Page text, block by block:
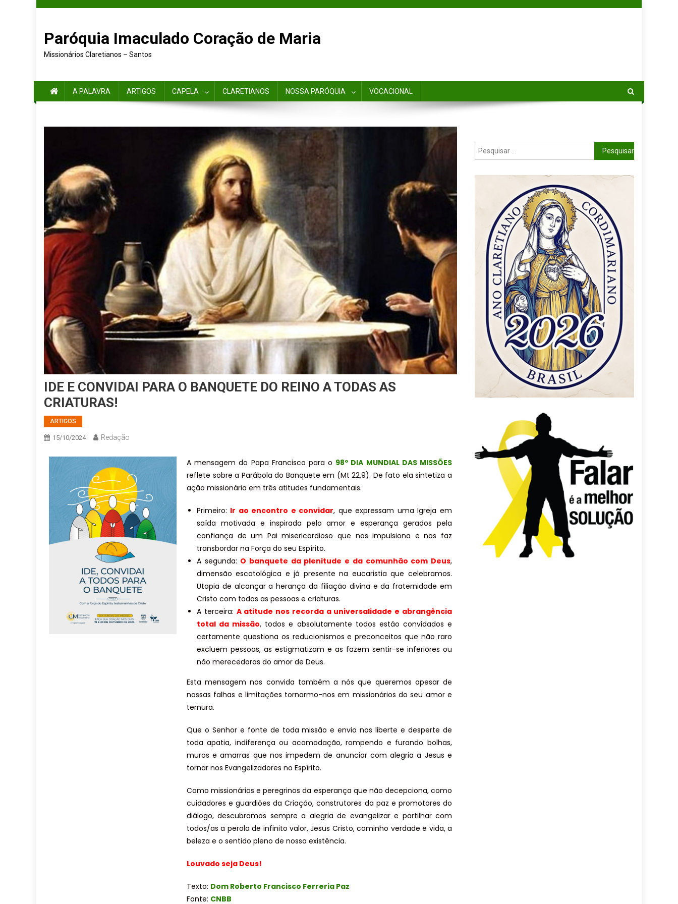
Paróquia Imaculado Coração de Maria
Missionários Claretianos – Santos
A PALAVRA ARTIGOS CAPELA CLARETIANOS NOSSA PARÓQUIA VOCACIONAL
IDE E CONVIDAI PARA O BANQUETE DO REINO A TODAS AS
CRIATURAS!
ARTIGOS
15/10/2024 Redação
A mensagem do Papa Francisco para o 98º DIA MUNDIAL DAS MISSÕES
reflete sobre a Parábola do Banquete em (Mt 22,9). De fato ela sintetiza a
ação missionária em três atitudes fundamentais.
Primeiro: Ir ao encontro e convidar, que expressam uma Igreja em
saída motivada e inspirada pelo amor e esperança gerados pela
confiança de um Pai misericordioso que nos impulsiona e nos faz
transbordar na Força do seu Espírito.
A segunda: O banquete da plenitude e da comunhão com Deus,
dimensão escatológica e já presente na eucaristia que celebramos.
Utopia de alcançar a herança da filiação divina e da fraternidade em
Cristo com todas as pessoas e criaturas.
A terceira: A atitude nos recorda a universalidade e abrangência
total da missão, todos e absolutamente todos estão convidados e
certamente questiona os reducionismos e preconceitos que não raro
excluem pessoas, as estigmatizam e as fazem sentir-se inferiores ou
não merecedoras do amor de Deus.
Esta mensagem nos convida também a nós que queremos apesar de
nossas falhas e limitações tornarmo-nos em missionários do seu amor e
ternura.
Que o Senhor e fonte de toda missão e envio nos liberte e desperte de
toda apatia, indiferença ou acomodação, rompendo e furando bolhas,
muros e amarras que nos impedem de anunciar com alegria a Jesus e
tornar nos Evangelizadores no Espírito.
Como missionários e peregrinos da esperança que não decepciona, como
cuidadores e guardiões da Criação, construtores da paz e promotores do
diálogo, descubramos sempre a alegria de evangelizar e partilhar com
todos/as a perola de infinito valor, Jesus Cristo, caminho verdade e vida, a
beleza e o sentido pleno de nossa existência.
Louvado seja Deus!
Texto: Dom Roberto Francisco Ferreria Paz
Fonte: CNBB